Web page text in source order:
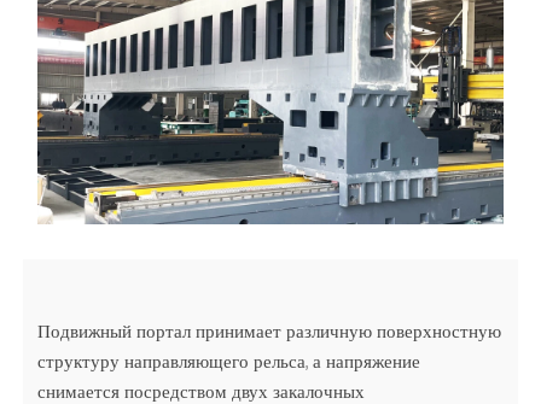
Подвижный портал принимает различную поверхностную
структуру направляющего рельса, а напряжение
снимается посредством двух закалочных